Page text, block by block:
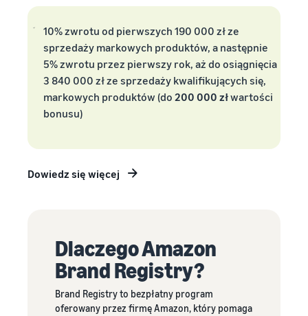
Przewodnika dla
sprzedawców,
mogą otrzymać
ponad 200,000 zł
w ramach
programu zachęt
dla Twoich
w niskiej
cenie
Sprawdź stawki
Low-Price FBA
dla
kwalifikujących
się produktów
do
klientów
Amazon
na
całym
świecie
Rozpocznij
sprzedaż w
Europie, Azji
Afryce
Północnej.
10% zwrotu od pierwszych 190 000 zł ze
sprzedaży markowych produktów, a następnie
5% zwrotu przez pierwszy rok, aż do osiągnięcia
3 840 000 złze sprzedaży kwalifikujących się,
markowych produktów (do 200 000 złwartości
bonusu)
Dowiedz się więcej
Dlaczego Amazon
Brand Registry?
Brand Registry to bezpłatny program
oferowany przez firmę Amazon, który pomaga